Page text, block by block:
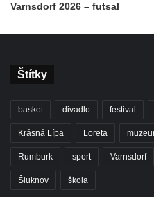
Varnsdorf 2026 – futsal
Štítky
basket divadlo festival
Krásná Lípa Loreta
Rumburk sport Varnsdorf
Šluknov škola